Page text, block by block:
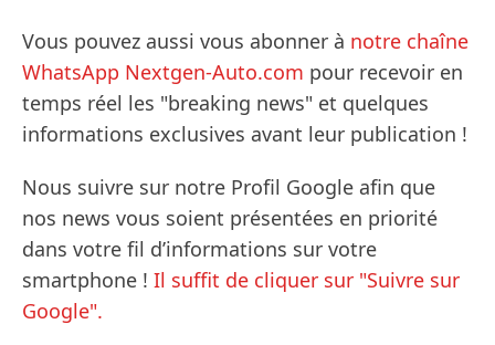
Vous pouvez aussi vous abonner à notre chaîne
WhatsApp Nextgen-Auto.com pour recevoir en
temps réel les "breaking news" et quelques
informations exclusives avant leur publication !
Nous suivre sur notre Profil Google afin que
nos news vous soient présentées en priorité
dans votre fil d’informations sur votre
smartphone ! Il suffit de cliquer sur "Suivre sur
Google".